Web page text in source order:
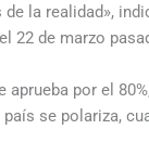
la realidad»,
22 de marzo
aprueba por el
se polariza,